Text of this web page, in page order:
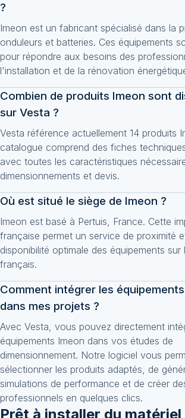
?
Imeon est un fabricant spécialisé dans la
onduleurs et batteries. Ces équipements
pour répondre aux besoins des
l'installation et de la rénovation
Combien de produits Imeon sont
sur Vesta ?
Vesta référence actuellement 14 produits
catalogue comprend des fiches
avec toutes les caractéristiques
dimensionnements et devis.
Où est situé le siège de Imeon ?
Imeon est basé à Pertuis, France. Cette
française permet un service de proximité
disponibilité optimale des équipements sur
français.
Comment intégrer les
dans mes projets ?
Avec Vesta, vous pouvez directement
équipements Imeon dans vos études de
dimensionnement. Notre logiciel vous
sélectionner les produits adaptés, de
simulations de performance et de créer
professionnels en quelques clics.
Prêt à installer du matériel